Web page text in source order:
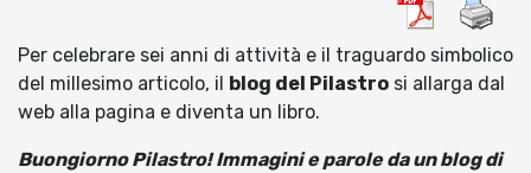
Per celebrare sei anni di attività e il traguardo simbolico
del millesimo articolo, il
blog del Pilastro si allarga dal
web alla pagina e diventa un libro.
Buongiorno Pilastro! Immagini e parole da un blog di